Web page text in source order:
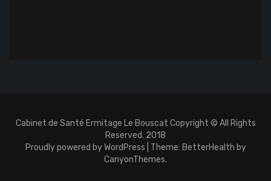
Cabinet de Santé Ermitage Le Bouscat Copyright © All Rights
Reserved. 2018
Proudly powered by WordPress
Theme: BetterHealth by
CanyonThemes.